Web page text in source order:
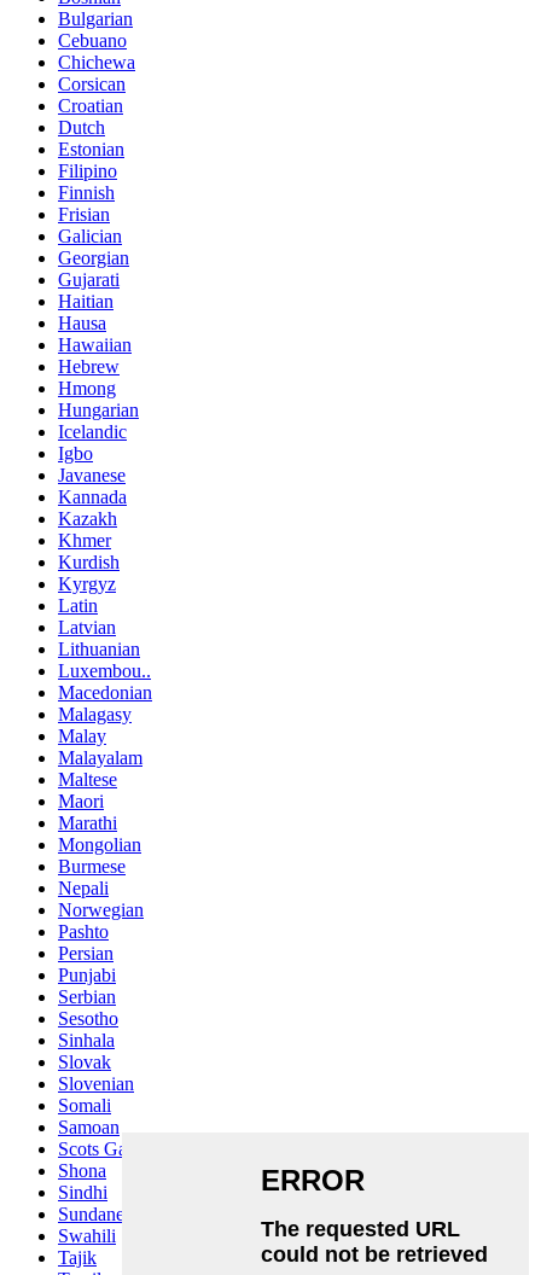
Bulgarian
Cebuano
Chichewa
Corsican
Croatian
Dutch
Estonian
Filipino
Finnish
Frisian
Galician
Georgian
Gujarati
Haitian
Hausa
Hawaiian
Hebrew
Hmong
Hungarian
Icelandic
Igbo
Javanese
Kannada
Kazakh
Khmer
Kurdish
Kyrgyz
Latin
Latvian
Lithuanian
Luxembou..
Macedonian
Malagasy
Malay
Malayalam
Maltese
Maori
Marathi
Mongolian
Burmese
Nepali
Norwegian
Pashto
Persian
Punjabi
Serbian
Sesotho
Sinhala
Slovak
Slovenian
Somali
Samoan
Scots Gaelic
Shona
Sindhi
Sundanese
Swahili
Tajik